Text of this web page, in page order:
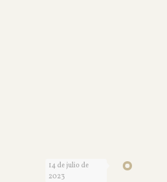
14 de julio de
2023